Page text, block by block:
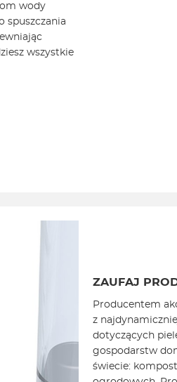
wody
spuszczania
wszystkie
ZAUFAJ
Producentem
z
dotyczących
gospodarstw
świecie: